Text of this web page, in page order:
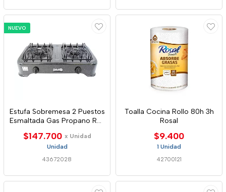
NUEVO
Estufa Sobremesa 2 Puestos
Esmaltada Gas Propano Ref.
$147.700 x Unidad
Unidad
43672028
Toalla Cocina Rollo 80h 3h
Rosal
$9.400
1 Unidad
42700121